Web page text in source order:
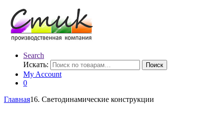
Search
Искать:
Поиск
My Account
0
Главная16. Светодинамические конструкции